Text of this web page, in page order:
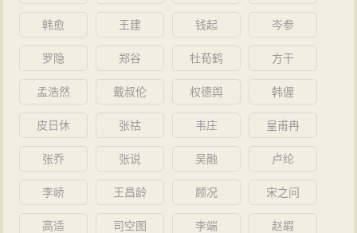
韩愈 王建 钱起 岑参
罗隐 郑谷 杜荀鹤 方干
孟浩然 戴叔伦 权德舆 韩偓
皮日休 张祜 韦庄 皇甫冉
张乔 张说 吴融 卢纶
李峤 王昌龄 顾况 宋之问
高适 司空图 李端 赵嘏